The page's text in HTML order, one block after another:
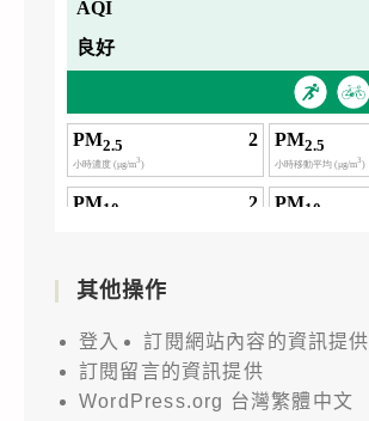
其他操作
登入
訂閱網站內容的資訊提供
訂閱留言的資訊提供
WordPress.org 台灣繁體中文